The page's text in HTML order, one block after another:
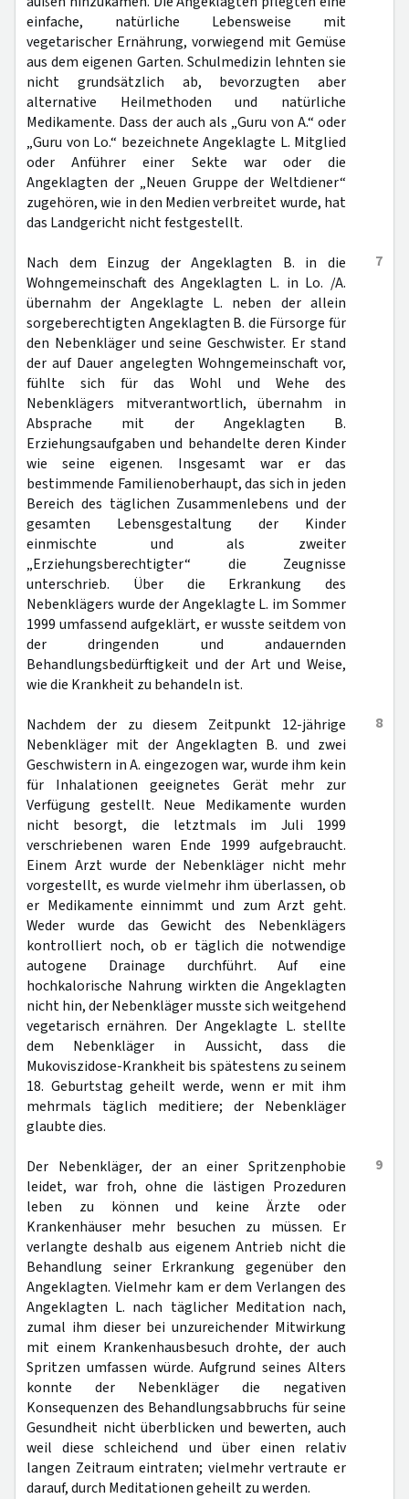
einfache, natürliche Lebensweise mit
vegetarischer Ernährung, vorwiegend mit Gemüse
aus dem eigenen Garten. Schulmedizin lehnten sie
nicht grundsätzlich ab, bevorzugten aber
alternative Heilmethoden und natürliche
Medikamente. Dass der auch als „Guru von A.“ oder
„Guru von Lo.“ bezeichnete Angeklagte L. Mitglied
oder Anführer einer Sekte war oder die
Angeklagten der „Neuen Gruppe der Weltdiener“
zugehören, wie in den Medien verbreitet wurde, hat
das Landgericht nicht festgestellt.
7
Nach dem Einzug der Angeklagten B. in die
Wohngemeinschaft des Angeklagten L. in Lo. /A.
übernahm der Angeklagte L. neben der allein
sorgeberechtigten Angeklagten B. die Fürsorge für
den Nebenkläger und seine Geschwister. Er stand
der auf Dauer angelegten Wohngemeinschaft vor,
fühlte sich für das Wohl und Wehe des
Nebenklägers mitverantwortlich, übernahm in
Absprache mit der Angeklagten B.
Erziehungsaufgaben und behandelte deren Kinder
wie seine eigenen. Insgesamt war er das
bestimmende Familienoberhaupt, das sich in jeden
Bereich des täglichen Zusammenlebens und der
gesamten Lebensgestaltung der Kinder
einmischte und als zweiter
„Erziehungsberechtigter“ die Zeugnisse
unterschrieb. Über die Erkrankung des
Nebenklägers wurde der Angeklagte L. im Sommer
1999 umfassend aufgeklärt, er wusste seitdem von
der dringenden und andauernden
Behandlungsbedürftigkeit und der Art und Weise,
wie die Krankheit zu behandeln ist.
8
Nachdem der zu diesem Zeitpunkt 12-jährige
Nebenkläger mit der Angeklagten B. und zwei
Geschwistern in A. eingezogen war, wurde ihm kein
für Inhalationen geeignetes Gerät mehr zur
Verfügung gestellt. Neue Medikamente wurden
nicht besorgt, die letztmals im Juli 1999
verschriebenen waren Ende 1999 aufgebraucht.
Einem Arzt wurde der Nebenkläger nicht mehr
vorgestellt, es wurde vielmehr ihm überlassen, ob
er Medikamente einnimmt und zum Arzt geht.
Weder wurde das Gewicht des Nebenklägers
kontrolliert noch, ob er täglich die notwendige
autogene Drainage durchführt. Auf eine
hochkalorische Nahrung wirkten die Angeklagten
nicht hin, der Nebenkläger musste sich weitgehend
vegetarisch ernähren. Der Angeklagte L. stellte
dem Nebenkläger in Aussicht, dass die
Mukoviszidose-Krankheit bis spätestens zu seinem
18. Geburtstag geheilt werde, wenn er mit ihm
mehrmals täglich meditiere; der Nebenkläger
glaubte dies.
9
Der Nebenkläger, der an einer Spritzenphobie
leidet, war froh, ohne die lästigen Prozeduren
leben zu können und keine Ärzte oder
Krankenhäuser mehr besuchen zu müssen. Er
verlangte deshalb aus eigenem Antrieb nicht die
Behandlung seiner Erkrankung gegenüber den
Angeklagten. Vielmehr kam er dem Verlangen des
Angeklagten L. nach täglicher Meditation nach,
zumal ihm dieser bei unzureichender Mitwirkung
mit einem Krankenhausbesuch drohte, der auch
Spritzen umfassen würde. Aufgrund seines Alters
konnte der Nebenkläger die negativen
Konsequenzen des Behandlungsabbruchs für seine
Gesundheit nicht überblicken und bewerten, auch
weil diese schleichend und über einen relativ
langen Zeitraum eintraten; vielmehr vertraute er
darauf, durch Meditationen geheilt zu werden.